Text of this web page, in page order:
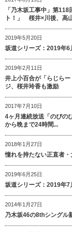
「乃木坂工事中」第
ト！」 桜井×川後、高
2019年5月20日
坂道シリーズ：2019年6
2019年2月11日
井上小百合が「らじら
ジ、桜井玲香も激励
2017年7月10日
4ヶ月連続放送「のびの
から晩まで24時間...
2018年1月27日
憧れを持たない正直者・
2019年6月25日
坂道シリーズ：2019年7
2014年1月27日
乃木坂46の8thシングル